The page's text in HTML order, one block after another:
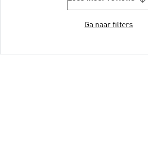
Ga naar filters